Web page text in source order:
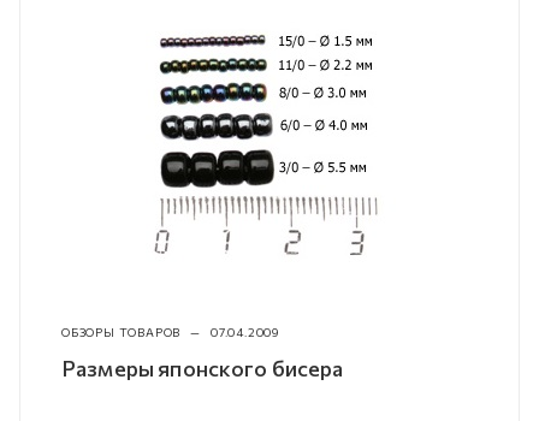
ОБЗОРЫ ТОВАРОВ — 07.04.2009
Размеры японского бисера